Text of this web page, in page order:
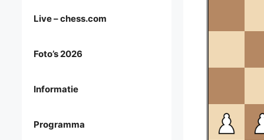
Live – chess.com
Foto’s 2026
Informatie
Programma